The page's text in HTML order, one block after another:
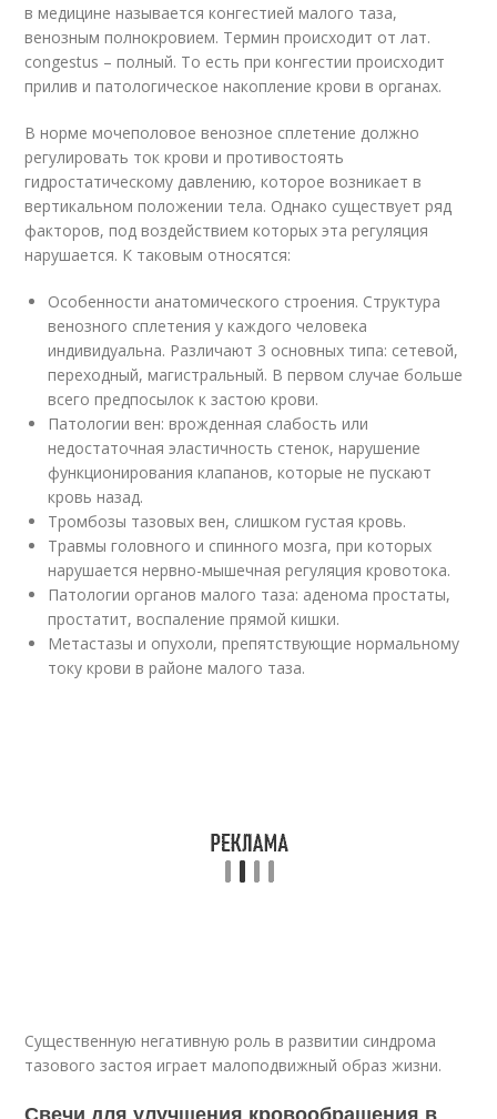
в медицине называется конгестией малого таза,
венозным полнокровием. Термин происходит от лат.
congestus – полный. То есть при конгестии происходит
прилив и патологическое накопление крови в органах.
В норме мочеполовое венозное сплетение должно
регулировать ток крови и противостоять
гидростатическому давлению, которое возникает в
вертикальном положении тела. Однако существует ряд
факторов, под воздействием которых эта регуляция
нарушается. К таковым относятся:
Особенности анатомического строения. Структура
венозного сплетения у каждого человека
индивидуальна. Различают 3 основных типа: сетевой,
переходный, магистральный. В первом случае больше
всего предпосылок к застою крови.
Патологии вен: врожденная слабость или
недостаточная эластичность стенок, нарушение
функционирования клапанов, которые не пускают
кровь назад.
Тромбозы тазовых вен, слишком густая кровь.
Травмы головного и спинного мозга, при которых
нарушается нервно-мышечная регуляция кровотока.
Патологии органов малого таза: аденома простаты,
простатит, воспаление прямой кишки.
Метастазы и опухоли, препятствующие нормальному
току крови в районе малого таза.
Существенную негативную роль в развитии синдрома
тазового застоя играет малоподвижный образ жизни.